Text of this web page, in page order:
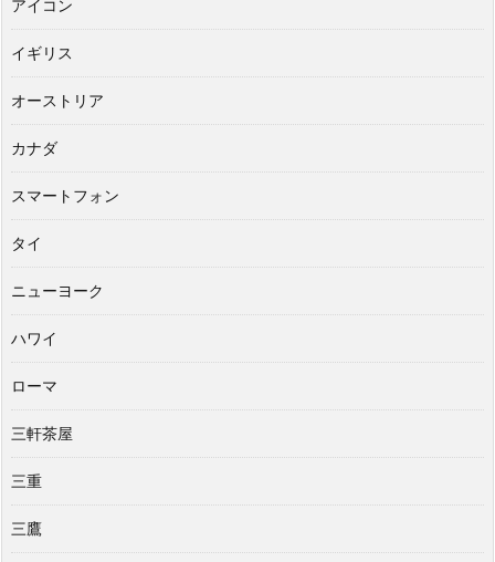
アイコン
イギリス
オーストリア
カナダ
スマートフォン
タイ
ニューヨーク
ハワイ
ローマ
三軒茶屋
三重
三鷹